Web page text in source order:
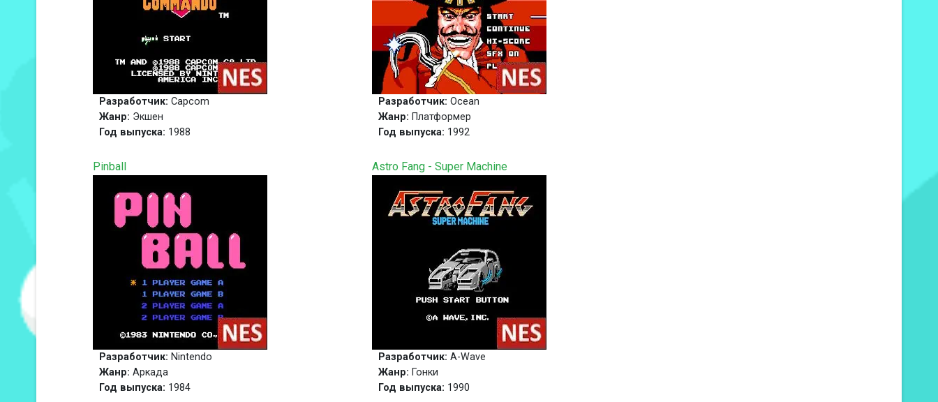
Разработчик: Capcom
Жанр: Экшен
Год выпуска: 1988
Разработчик: Ocean
Жанр: Платформер
Год выпуска: 1992
Pinball
Разработчик: Nintendo
Жанр: Аркада
Год выпуска: 1984
Astro Fang - Super Machine
Разработчик: A-Wave
Жанр: Гонки
Год выпуска: 1990